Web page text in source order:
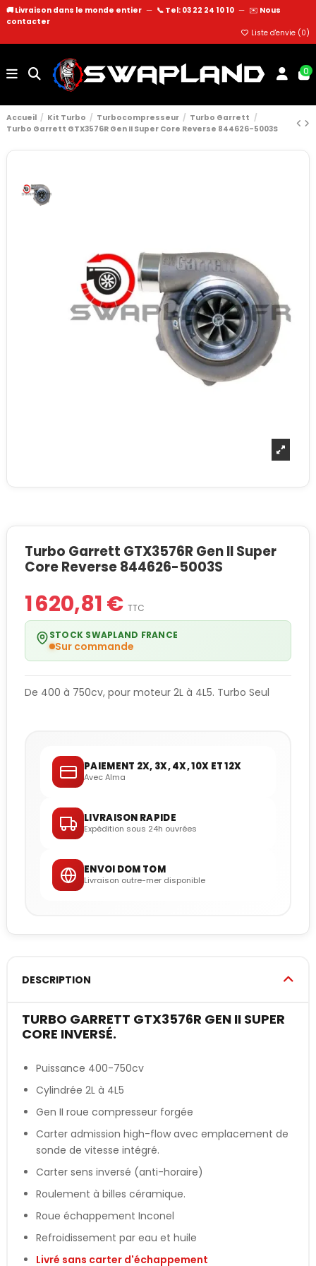
🚚 Livraison dans le monde entier — 📞 Tel: 03 22 24 10 10 — ✉️ Nous
contacter
Liste d'envie (0)
0
Accueil Kit Turbo Turbocompresseur
Turbo Garrett
Turbo Garrett GTX3576R Gen II Super Core Reverse 844626-5003S
Turbo Garrett GTX3576R Gen II Super
Core Reverse 844626-5003S
1 620,81 € TTC
STOCK SWAPLAND FRANCE
Sur commande
De 400 à 750cv, pour moteur 2L à 4L5. Turbo Seul
PAIEMENT 2X, 3X, 4X, 10X ET 12X
Avec Alma
LIVRAISON RAPIDE
Expédition sous 24h ouvrées
ENVOI DOM TOM
Livraison outre-mer disponible
DESCRIPTION
TURBO GARRETT GTX3576R GEN II SUPER
CORE INVERSÉ.
Puissance 400-750cv
Cylindrée 2L à 4L5
Gen II roue compresseur forgée
Carter admission high-flow avec emplacement de
sonde de vitesse intégré.
Carter sens inversé (anti-horaire)
Roulement à billes céramique.
Roue échappement Inconel
Refroidissement par eau et huile
Livré sans carter d'échappement